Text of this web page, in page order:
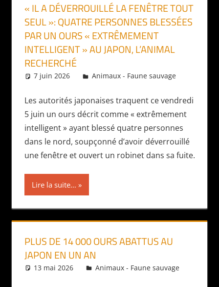
« IL A DÉVERROUILLÉ LA FENÊTRE TOUT
SEUL »: QUATRE PERSONNES BLESSÉES
PAR UN OURS « EXTRÊMEMENT
INTELLIGENT » AU JAPON, L’ANIMAL
RECHERCHÉ
7 juin 2026 Daniel
Animaux - Faune sauvage
Les autorités japonaises traquent ce vendredi
5 juin un ours décrit comme « extrêmement
intelligent » ayant blessé quatre personnes
dans le nord, soupçonné d’avoir déverrouillé
une fenêtre et ouvert un robinet dans sa fuite.
Lire la suite...
PLUS DE 14 000 OURS ABATTUS AU
JAPON EN UN AN
13 mai 2026 Daniel
Animaux - Faune sauvage